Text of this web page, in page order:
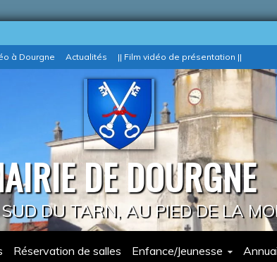
à Dourgne Actualités || Film vidéo de présentation ||
DE DOURGNE
DU TARN, AU PIED DE LA
Réservation de salles Enfance/Jeunesse